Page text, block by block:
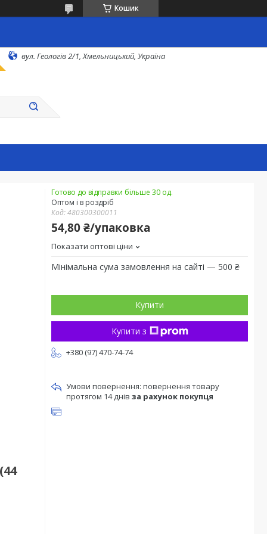
Кошик
вул. Геологів 2/1, Хмельницький, Україна
Готово до відправки більше 30 од.
Оптом і в роздріб
Код:480300300011
54,80 ₴/упаковка
Показати оптові ціни
Мінімальна сума замовлення на сайті — 500 ₴
Купити
Купити з
+380 (97) 470-74-74
повернення товару
протягом 14 днів за рахунок покупця